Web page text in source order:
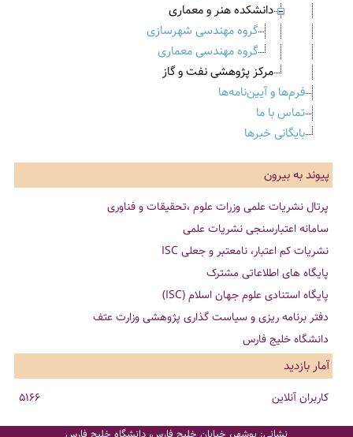
دانشکده هنر و معماری
گروه مهندسی شهرسازی
گروه مهندسی معماری
مرکز پژوهشی نفت و گاز
فرم‌ها و آیین‌نامه‌ها
تماس با ما
بایگانی خبرها
پیوند به بیرون
پرتال نشریات علمی وزرات علوم ،تحقیقات و فناوری
سامانه اعتبارسنجی نشریات علمی
نشریات کم اعتبار، نامعتبر و جعلی ISC
پایگاه های اطلاعاتی مشترک
پایگاه استنادی علوم جهان اسلام (ISC)
دفتر برنامه ریزی و سیاست گذاری پژوهشی وزارت عتف
دانشگاه خلیج فارس
آمار بازدید
کاربران آنلاین 5166